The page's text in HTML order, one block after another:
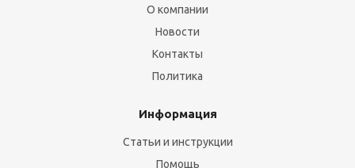
О компании
Новости
Контакты
Политика
Информация
Статьи и инструкции
Помощь